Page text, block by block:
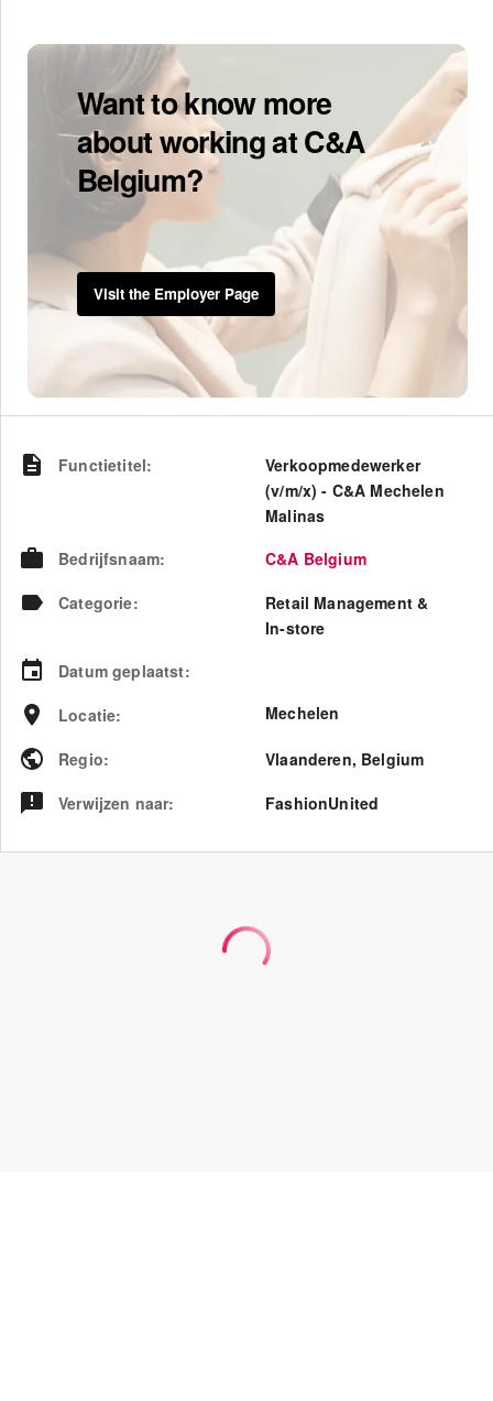
Want to know more
about working at C&A
Belgium?
Visit the Employer Page
Functietitel:
Verkoopmedewerker
(v/m/x) - C&A Mechelen
Malinas
Bedrijfsnaam:
C&A Belgium
Categorie:
Retail Management &
In-store
Datum geplaatst:
Locatie: Mechelen
Regio: Vlaanderen, Belgium
Verwijzen naar: FashionUnited